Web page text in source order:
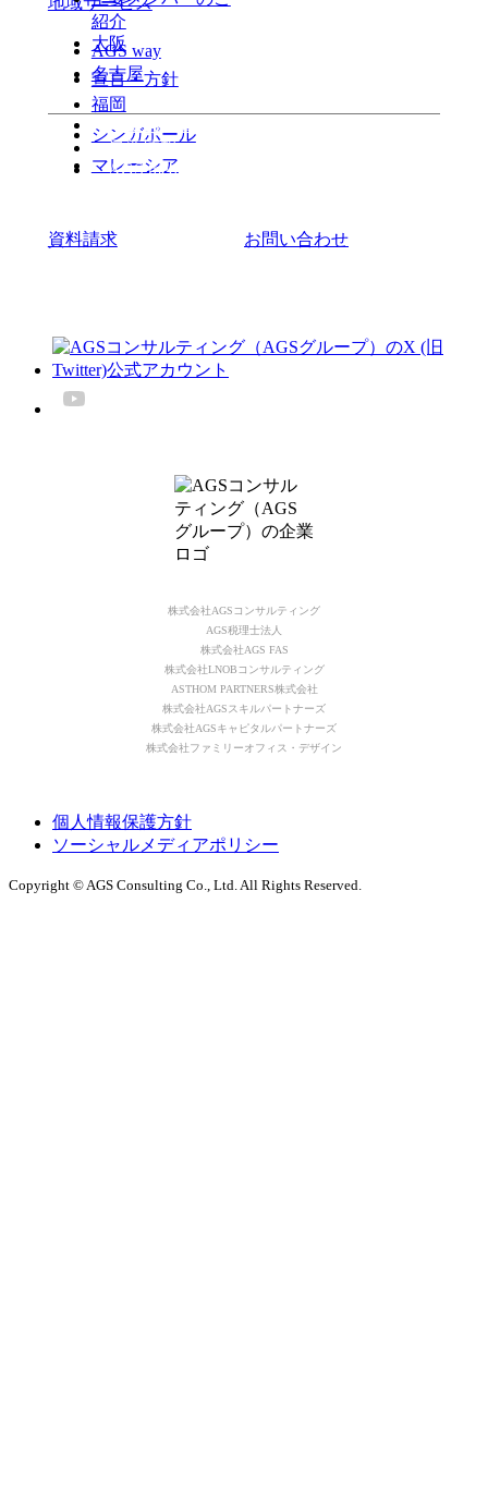
大阪
名古屋
福岡
シンガポール
マレーシア
紹介
AGS way
宣言・方針
よくある質問
最新情報
AGS media
資料請求 お問い合わせ
株式会社AGSコンサルティング
AGS税理士法人
株式会社AGS FAS
株式会社LNOBコンサルティング
ASTHOM PARTNERS株式会社
株式会社AGSスキルパートナーズ
株式会社AGSキャピタルパートナーズ
株式会社ファミリーオフィス・デザイン
個人情報保護方針
ソーシャルメディアポリシー
Copyright © AGS Consulting Co., Ltd. All Rights Reserved.